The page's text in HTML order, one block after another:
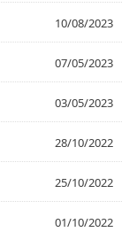
10/08/2023
07/05/2023
03/05/2023
28/10/2022
25/10/2022
01/10/2022